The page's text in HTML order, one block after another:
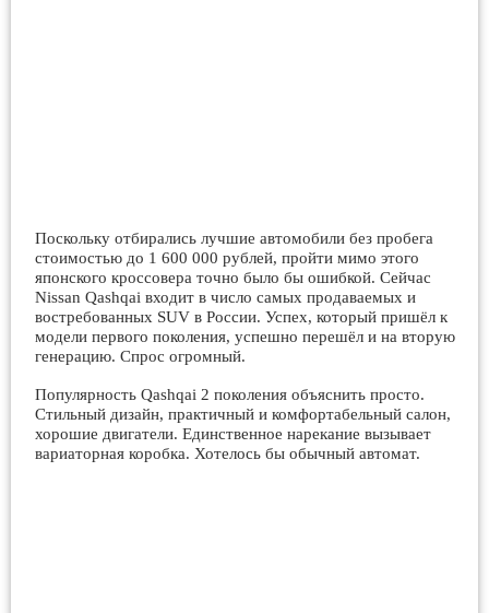
Поскольку отбирались лучшие автомобили без пробега
стоимостью до 1 600 000 рублей, пройти мимо этого
японского кроссовера точно было бы ошибкой. Сейчас
Nissan Qashqai входит в число самых продаваемых и
востребованных SUV в России. Успех, который пришёл к
модели первого поколения, успешно перешёл и на вторую
генерацию. Спрос огромный.
Популярность Qashqai 2 поколения объяснить просто.
Стильный дизайн, практичный и комфортабельный салон,
хорошие двигатели. Единственное нарекание вызывает
вариаторная коробка. Хотелось бы обычный автомат.